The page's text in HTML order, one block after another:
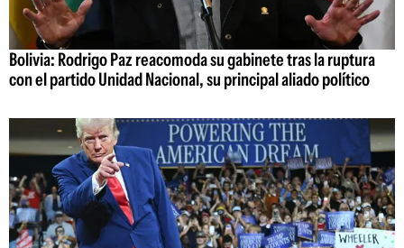
Bolivia: Rodrigo Paz reacomoda su gabinete tras la ruptura
con el partido Unidad Nacional, su principal aliado político